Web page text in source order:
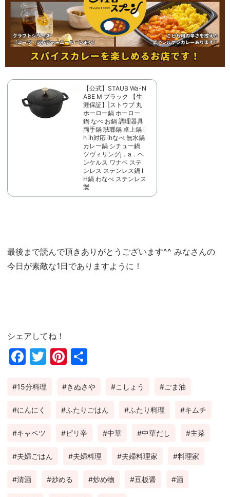
【公式】STAUB Wa-N
ABE M ブラック 【生
涯保証】|ストウブ 丸
ホーロー鍋 ホーロー
鍋 なべ お鍋 調理器具
両手鍋 琺瑯鍋 卓上鍋 i
h ih対応 ihなべ 無水鍋
カレー鍋 シチュー鍋
ツヴィリングj．a．ヘ
ンケルス ワナベ ステ
ンレス ステンレス鍋 I
H鍋 わなべ ステンレス
製
最後まで読んで頂きありがとうございます^^ みなさんの
今日が素敵な1日でありますように！
シェアしてね！
Fac
ok
Twi
Pin
est
15分料理 きぬさや こしょう ごま油
にんにく ふたりごはん ふたり料理 キムチ
キャベツ ピリ辛 中華 中華だし 主菜
夫婦ごはん 夫婦料理 夫婦料理家 料理家
清酒 炒める 炒め物 豆板醤 酒